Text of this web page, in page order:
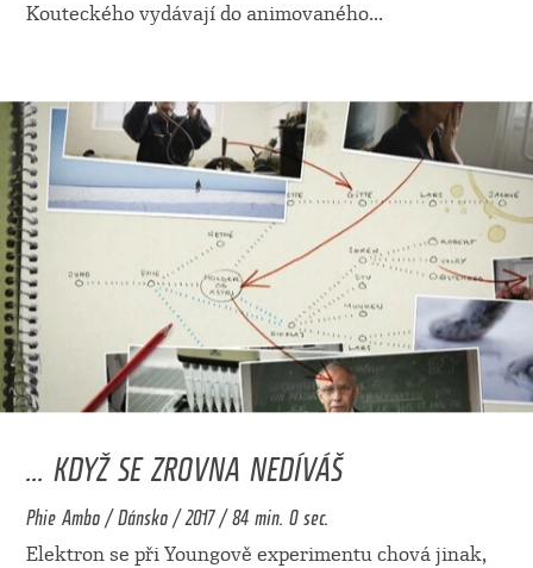
Kouteckého vydávají do animovaného...
... KDYŽ SE ZROVNA NEDÍVÁŠ
Phie Ambo / Dánsko / 2017 / 84 min. 0 sec.
Elektron se při Youngově experimentu chová jinak,